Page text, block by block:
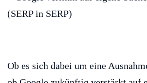
Ob es sich dabei um eine